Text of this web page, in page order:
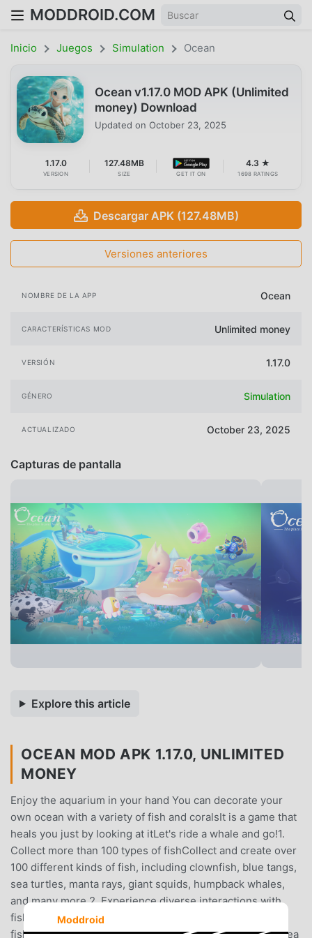
MODDROID.COM
Inicio Juegos Simulation Ocean
Ocean v1.17.0 MOD APK (Unlimited
money) Download
Updated on October 23, 2025
1.17.0
VERSION
127.48MB
SIZE GET IT ON
4.3 ★
1698 RATINGS
Descargar APK (127.48MB)
Versiones anteriores
NOMBRE DE LA APP Ocean
CARACTERÍSTICAS MOD Unlimited money
VERSIÓN 1.17.0
GÉNERO Simulation
ACTUALIZADO October 23, 2025
Capturas de pantalla
Explore this article
OCEAN MOD APK 1.17.0, UNLIMITED
MONEY
Enjoy the aquarium in your hand You can decorate your
own ocean with a variety of fish and coralsIt is a game that
heals you just by looking at itLet's ride a whale and go!1.
Collect more than 100 types of fishCollect and create over
100 different kinds of fish, including clownfish, blue tangs,
sea turtles, manta rays, giant squids, humpback whales,
and many more.2. Experience diverse interactions with
fishA special time to get in touch with my collected
fish!Take a peaceful ride by holding on to the back of a sea
Moddroid